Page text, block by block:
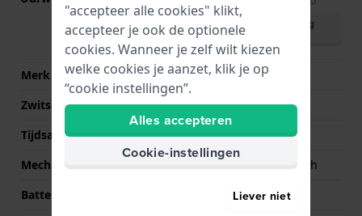
Download handleiding
(English)
Merk uurwerk
Raymond Weil
Zwitsers uurwerk
Ja
Tijdsaanduiding
Analoog
Mechanisme
Mechanisch automatisch
Batterij
No battery needed
"accepteer alle cookies" klikt,
accepteer je ook de optionele
cookies. Wanneer je zelf wilt kiezen
welke cookies je aanzet, klik je op
“cookie instellingen”.
Alles accepteren
Cookie-instellingen
Liever niet